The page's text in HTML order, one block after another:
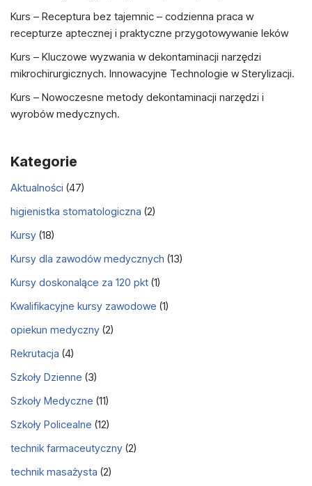
Kurs – Receptura bez tajemnic – codzienna praca w
recepturze aptecznej i praktyczne przygotowywanie leków
Kurs – Kluczowe wyzwania w dekontaminacji narzędzi
mikrochirurgicznych. Innowacyjne Technologie w Sterylizacji.
Kurs – Nowoczesne metody dekontaminacji narzędzi i
wyrobów medycznych.
Kategorie
Aktualności (47)
higienistka stomatologiczna (2)
Kursy (18)
Kursy dla zawodów medycznych (13)
Kursy doskonalące za 120 pkt (1)
Kwalifikacyjne kursy zawodowe (1)
opiekun medyczny (2)
Rekrutacja (4)
Szkoły Dzienne (3)
Szkoły Medyczne (11)
Szkoły Policealne (12)
technik farmaceutyczny (2)
technik masażysta (2)